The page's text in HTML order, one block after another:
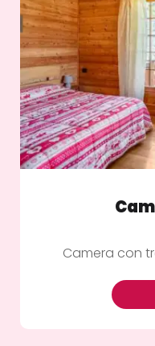
Camera con